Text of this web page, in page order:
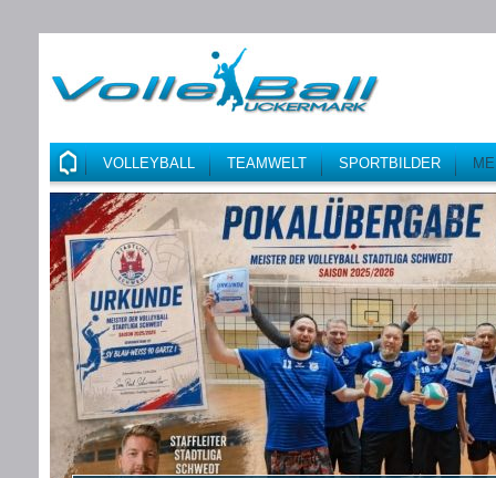
VOLLEYBALL TEAMWELT SPORTBILDER